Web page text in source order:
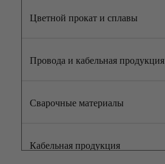
Цветной прокат и сплавы
Провода и кабельная продукция
Сварочные материалы
Кабельная продукция